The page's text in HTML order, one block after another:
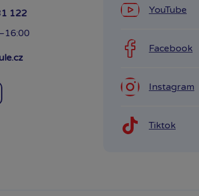
122
YouTube
Facebook
Instagram
Tiktok